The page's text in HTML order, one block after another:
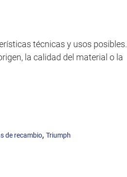
técnicas y usos posibles.
la calidad del material o la
de recambio, Triumph